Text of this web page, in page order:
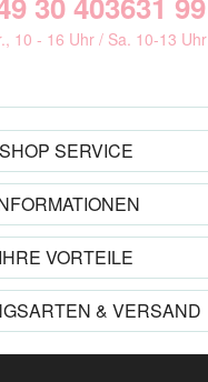
10 - 16 Uhr / Sa. 10-13 Uhr
SHOP SERVICE
IHRE VORTEILE
& VERSAND